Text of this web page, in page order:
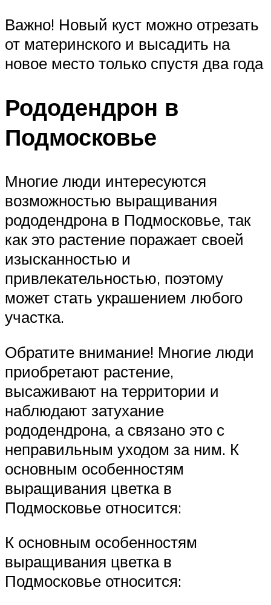
Важно! Новый куст можно отрезать
от материнского и высадить на
новое место только спустя два года
Рододендрон в
Подмосковье
Многие люди интересуются
возможностью выращивания
рододендрона в Подмосковье, так
как это растение поражает своей
изысканностью и
привлекательностью, поэтому
может стать украшением любого
участка.
Обратите внимание! Многие люди
приобретают растение,
высаживают на территории и
наблюдают затухание
рододендрона, а связано это с
неправильным уходом за ним. К
основным особенностям
выращивания цветка в
Подмосковье относится:
К основным особенностям
выращивания цветка в
Подмосковье относится: